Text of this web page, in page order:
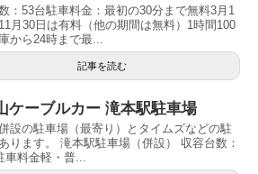
：53台駐車料金：最初の30分まで無料3月1
月30日は有料（他の期間は無料）1時間100
から24時まで最...
記事を読む
ケーブルカー 滝本駅駐車場
設の駐車場（最寄り）とタイムズなどの駐
ります。 滝本駅駐車場（併設） 収容台数：
車料金軽・普...